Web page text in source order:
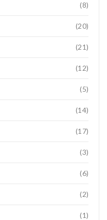
(8)
(20)
(21)
(12)
(5)
(14)
(17)
(3)
(6)
(2)
(1)